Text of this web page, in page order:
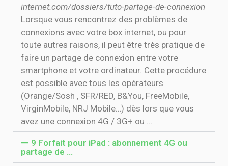
internet.com/dossiers/tuto-partage-de-connexion
Lorsque vous rencontrez des problèmes de
connexions avec votre box internet, ou pour
toute autres raisons, il peut être très pratique de
faire un partage de connexion entre votre
smartphone et votre ordinateur. Cette procédure
est possible avec tous les opérateurs
(Orange/Sosh , SFR/RED, B&You, FreeMobile,
VirginMobile, NRJ Mobile…) dès lors que vous
avez une connexion 4G / 3G+ ou ...
9 Forfait pour iPad : abonnement 4G ou
partage de …